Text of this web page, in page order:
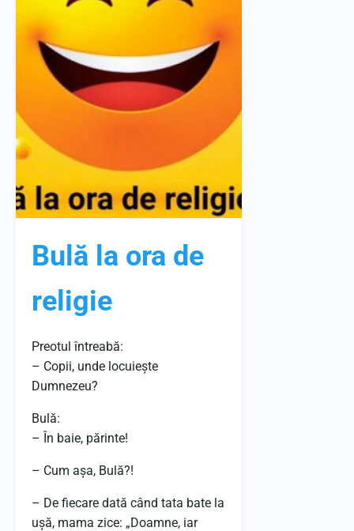
Bulă la ora de
religie
Preotul întreabă:
– Copii, unde locuiește
Dumnezeu?
Bulă:
– În baie, părinte!
– Cum așa, Bulă?!
– De fiecare dată când tata bate la
ușă, mama zice: „Doamne, iar